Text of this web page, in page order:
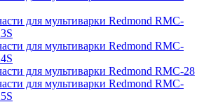
для мультиварки Redmond RMC-
для мультиварки Redmond RMC-
для мультиварки Redmond RMC-28
для мультиварки Redmond RMC-